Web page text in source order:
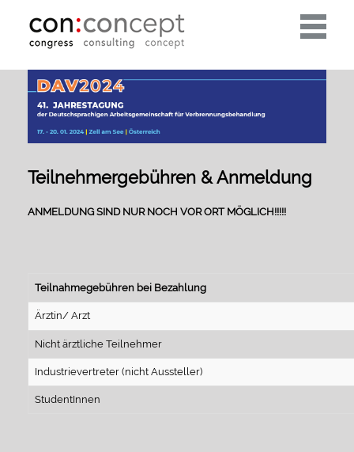
Toggle
Teilnehmergebühren & Anmeldung
ANMELDUNG SIND NUR NOCH VOR ORT MÖGLICH!!!!!
Teilnahmegebühren bei Bezahlung
Ärztin/ Arzt
Nicht ärztliche Teilnehmer
Industrievertreter (nicht Aussteller)
StudentInnen